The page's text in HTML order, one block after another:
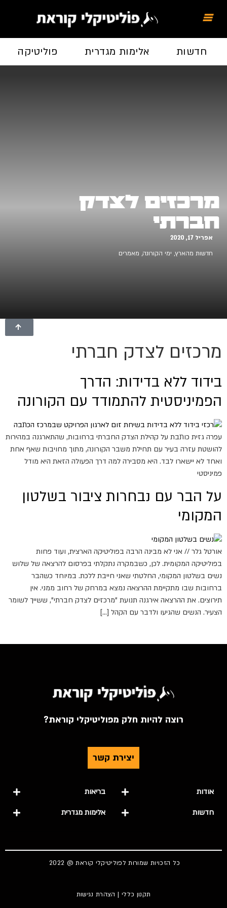
חדשות אלימות מגדרית פוליטיקה
מרכזים לצדק
חברתי
אפריל 17, 2020
חדשות מהארץ, ימי הקורונה, מאמרים
מרכזים לצדק חברתי
בידוד ללא בדידות: הדרך
הפמיניסטית להתמודד עם הקורונה
עפרה גזית כותבת על קהילת הצדק החברתי ברחובות, שהתארגנה במהירות
להושטת עזרה בעיר עם תחילת משבר הקורונה, מתוך מחויבות שאף אחת
ואחד לא יישארו לבד. היא מסבירה למה דרך הפעולה הזאת היא מודל
פמיניסטי
על הבר עם נבחרות ציבור בשלטון
המקומי
אורטל גלר // אני לא מבינה הרבה בפוליטיקה הארצית, ועוד פחות
בפוליטיקה המקומית. לכן, כשבמקרה נתקלתי בפרסום להרצאה של שלוש
נשים בשלטון המקומי, החלטתי שאני חייבת ללכת. במיוחד כשהבר
ברחובות שבו מתקיימת ההרצאה נמצא במרחק של רחוב ממני. אין
תירוצים. את ההרצאה אירגנה תנועת "מרכזים לצדק חברתי", ששייך לשומר
הצעיר. הנשים שהגיעו ולדבר עם הקהל […]
רוצה להיות חלק מפוליטיקלי קוראת?
יצירת קשר
אודות
חדשות
בריאות
אלימות מגדרית
כל הזכויות שמורות לפוליטיקלי קוראת @ 2022
תקנון כללי | הצהרת נגישות